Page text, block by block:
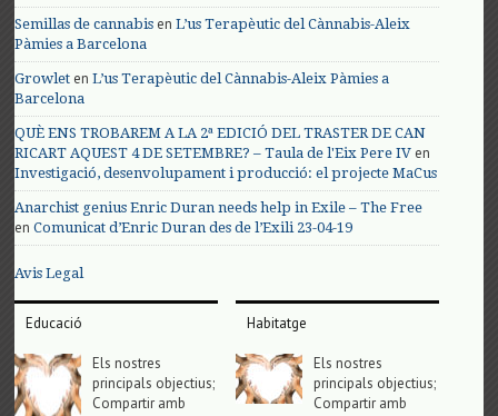
Semillas de cannabis enL’us Terapèutic del Cànnabis-Aleix
Pàmies a Barcelona
Growlet enL’us Terapèutic del Cànnabis-Aleix Pàmies a
Barcelona
QUÈ ENS TROBAREM A LA 2ª EDICIÓ DEL TRASTER DE CAN
RICART AQUEST 4 DE SETEMBRE? – Taula de l'Eix Pere IV en
Investigació, desenvolupament i producció: el projecte MaCus
Anarchist genius Enric Duran needs help in Exile – The Free
enComunicat d’Enric Duran des de l’Exili 23-04-19
Avis Legal
Educació
Els nostres
principals objectius;
Compartir amb
Habitatge
Els nostres
principals objectius;
Compartir amb